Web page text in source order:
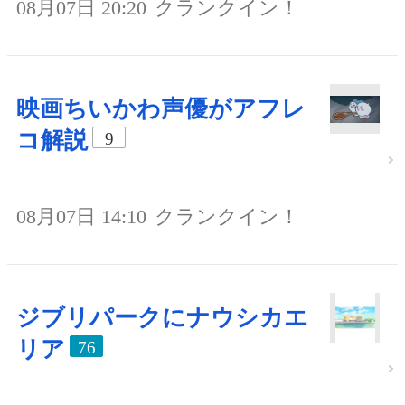
08月07日 20:20 クランクイン！
映画ちいかわ声優がアフレ
コ解説
9
08月07日 14:10 クランクイン！
ジブリパークにナウシカエ
リア
76